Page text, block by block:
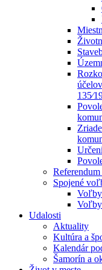
Spojené
Voľby
Voľby
Udalosti
Aktuality
Kultúra a
Kalendár
Šamorín a